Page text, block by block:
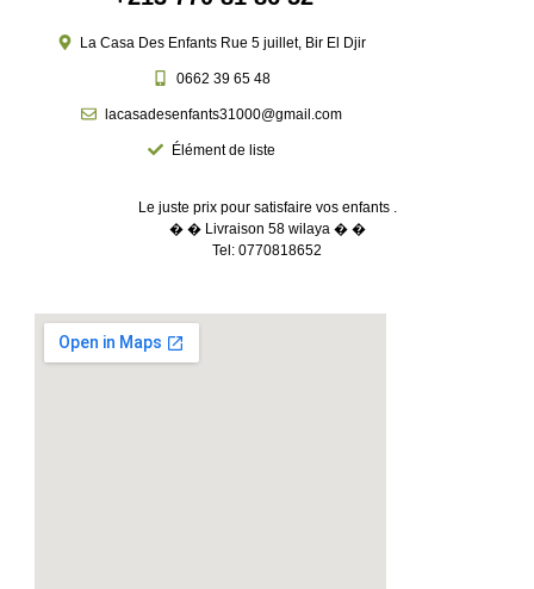
La Casa Des Enfants Rue 5 juillet, Bir El Djir
0662 39 65 48
lacasadesenfants31000@gmail.com
Élément de liste
Le juste prix pour satisfaire vos enfants .
� � Livraison 58 wilaya � �
Tel: 0770818652